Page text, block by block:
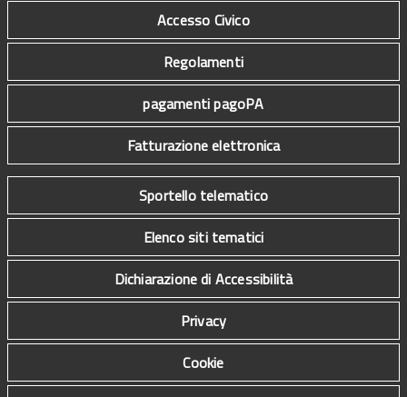
Accesso Civico
Regolamenti
pagamenti pagoPA
Fatturazione elettronica
Sportello telematico
Elenco siti tematici
Dichiarazione di Accessibilità
Privacy
Cookie